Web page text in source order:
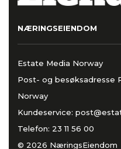
NÆRINGSEIENDOM
Estate Media Norway
Post- og besøksadresse
Norway
Kundeservice:
Telefon: 23 11 56 00
© 2026 NæringsEiendom